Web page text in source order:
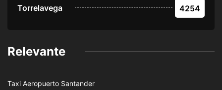
Torrelavega 4254
Relevante
Taxi Aeropuerto Santander